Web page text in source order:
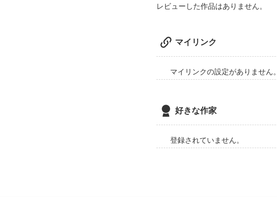
レビューした作品はありません。
マイリンク
マイリンクの設定がありません。
好きな作家
登録されていません。